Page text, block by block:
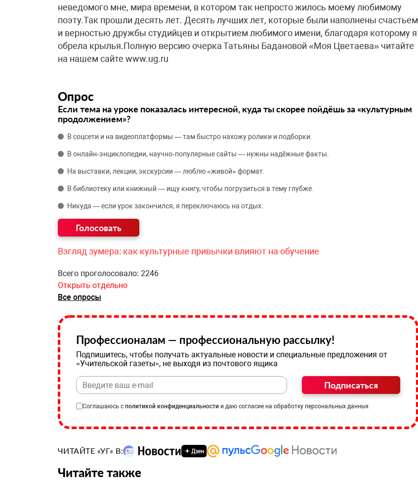
неведомого мне, мира времени, в котором так непросто жилось моему любимому
поэту.Так прошли десять лет. Десять лучших лет, которые были наполнены счастьем
и верностью дружбы студийцев и открытием любимого имени, благодаря которому я
обрела крылья.Полную версию очерка Татьяны Бадановой «Моя Цветаева» читайте
на нашем сайте www.ug.ru
Опрос
Если тема на уроке показалась интересной, куда ты скорее пойдёшь за «культурным
продолжением»?
В соцсети и на видеоплатформы — там быстро нахожу ролики и подборки.
В онлайн‑энциклопедии, научно‑популярные сайты — нужны надёжные факты.
На выставки, лекции, экскурсии — люблю «живой» формат.
В библиотеку или книжный — ищу книгу, чтобы погрузиться в тему глубже.
Никуда — если урок закончился, я переключаюсь на отдых.
Взгляд зумера: как культурные привычки влияют на обучение
Всего проголосовало: 2246
Открыть отдельно
Все опросы
Профессионалам — профессиональную рассылку!
Подпишитесь, чтобы получать актуальные новости и специальные предложения от
«Учительской газеты», не выходя из почтового ящика
Подписаться
Соглашаюсь с политикой конфиденциальности и даю согласие на обработку персональных данных
ЧИТАЙТЕ «УГ» В:
Читайте также